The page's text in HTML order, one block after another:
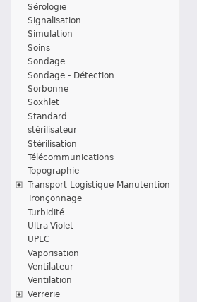
Sérologie
Signalisation
Simulation
Soins
Sondage
Sondage - Détection
Sorbonne
Soxhlet
Standard
stérilisateur
Stérilisation
Télécommunications
Topographie
Transport Logistique Manutention
Tronçonnage
Turbidité
Ultra-Violet
UPLC
Vaporisation
Ventilateur
Ventilation
Verrerie